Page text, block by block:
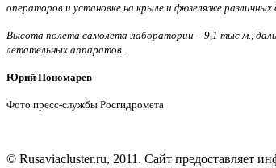
операторов и установке на крыле и фюзеляже
Высота полета самолета-лаборатории – 9,1 тыс м.,
летательных аппаратов.
Юрий Пономарев
Фото пресс-службы Росгидромета
© Rusaviacluster.ru, 2011. Сайт предоставляет